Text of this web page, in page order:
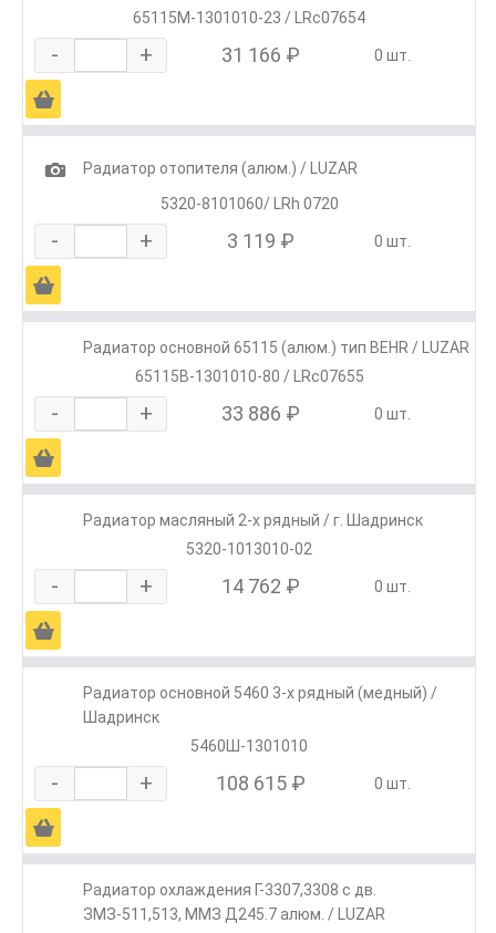
65115М-1301010-23 / LRc07654
- + 31 166 ₽ 0 шт.
Ä
1
Радиатор отопителя (алюм.) / LUZAR
5320-8101060/ LRh 0720
- + 3 119 ₽ 0 шт.
Ä
Радиатор основной 65115 (алюм.) тип BEHR / LUZAR
65115В-1301010-80 / LRc07655
- + 33 886 ₽ 0 шт.
Ä
Радиатор масляный 2-х рядный / г. Шадринск
5320-1013010-02
- + 14 762 ₽ 0 шт.
Ä
Радиатор основной 5460 3-х рядный (медный) /
Шадринск
5460Ш-1301010
- + 108 615 ₽ 0 шт.
Ä
Радиатор охлаждения Г-3307,3308 с дв.
ЗМЗ-511,513, ММЗ Д245.7 алюм. / LUZAR